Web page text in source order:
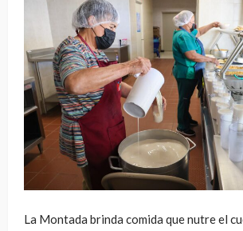
La Montada brinda comida que nutre el